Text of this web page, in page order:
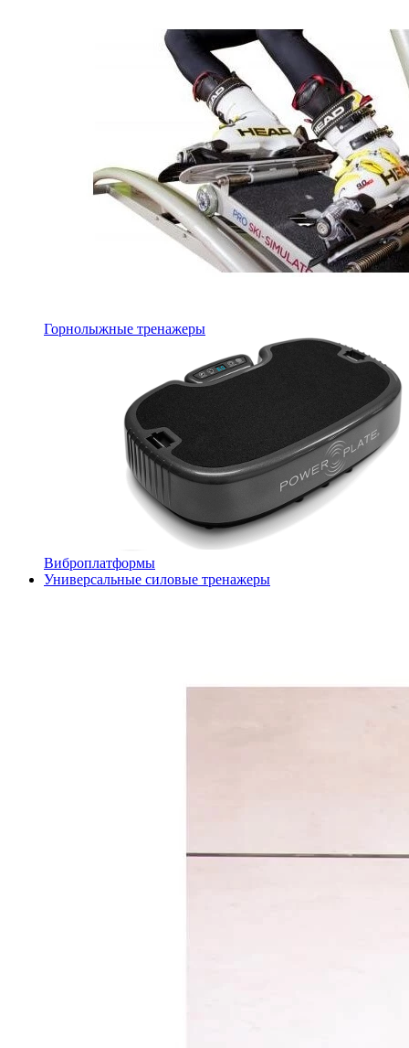
Горнолыжные тренажеры
Виброплатформы
Универсальные силовые тренажеры